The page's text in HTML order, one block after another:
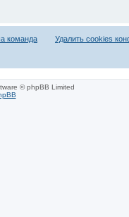
Удалить cookies
команда
© phpBB Limited